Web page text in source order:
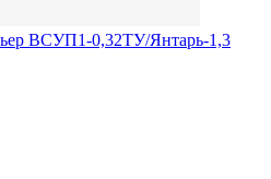
ВСУП1-0,32ТУ/Янтарь-1,3